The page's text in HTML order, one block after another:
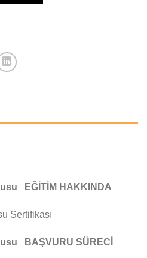
EĞİTİM HAKKINDA
Sertifikası
BAŞVURU SÜRECİ